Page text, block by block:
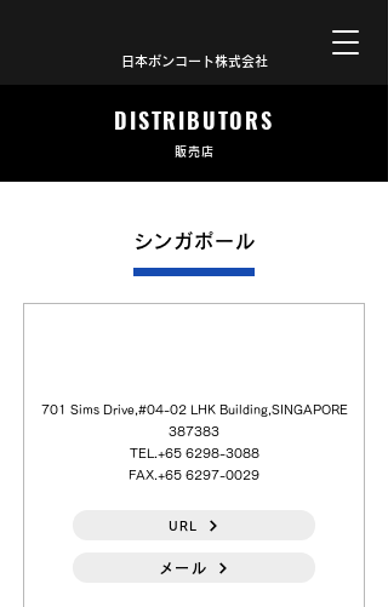
日本ボンコート株式会社
DISTRIBUTORS
販売店
シンガポール
701 Sims Drive,#04-02 LHK Building,SINGAPORE
387383
TEL.+65 6298-3088
FAX.+65 6297-0029
URL
メール